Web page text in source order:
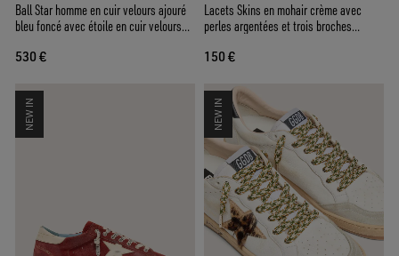
Ball Star homme en cuir velours ajouré
bleu foncé avec étoile en cuir velours
530 €
Lacets Skins en mohair crème avec
perles argentées et trois broches
150 €
NEW IN NEW IN